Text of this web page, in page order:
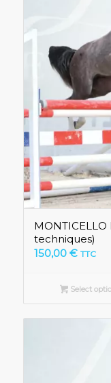
MONTICELLO
techniques)
150,00 € TTC
Select